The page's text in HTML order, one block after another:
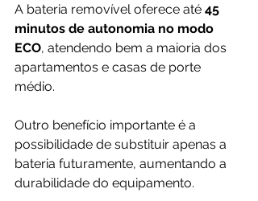
A bateria removível oferece até 45
minutos de autonomia no modo
ECO, atendendo bem a maioria dos
apartamentos e casas de porte
médio.
Outro benefício importante é a
possibilidade de substituir apenas a
bateria futuramente, aumentando a
durabilidade do equipamento.